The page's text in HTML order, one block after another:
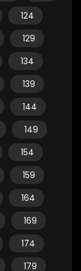
124
129
134
139
144
149
154
159
164
169
174
179